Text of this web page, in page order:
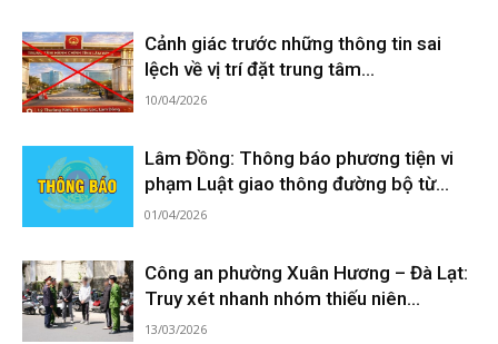
Cảnh giác trước những thông tin sai
lệch về vị trí đặt trung tâm...
10/04/2026
Lâm Đồng: Thông báo phương tiện vi
phạm Luật giao thông đường bộ từ...
01/04/2026
Công an phường Xuân Hương – Đà Lạt:
Truy xét nhanh nhóm thiếu niên...
13/03/2026